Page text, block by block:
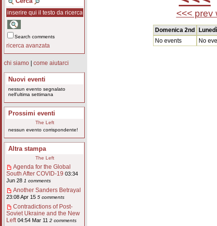
Search comments
ricerca avanzata
chi siamo come aiutarci
Nuovi eventi
nessun evento segnalato
nell'ultima settimana
Prossimi eventi
The Left
nessun evento corrispondente!
Altra stampa
The Left
Agenda for the Global
South After COVID-19 03:34
Jun 28 1 comments
Another Sanders Betrayal
23:08 Apr 15 5 comments
Contradictions of Post-
Soviet Ukraine and the New
Left 04:54 Mar 11 2 comments
<<< prev
Domenica 2nd
No events
No